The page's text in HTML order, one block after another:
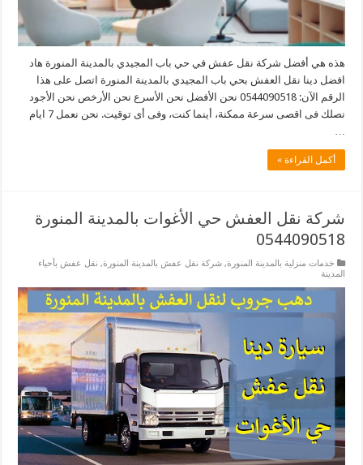
هذه هي أفضل شركة نقل عفش في حي باب المجيدي بالمدينة المنورة هاد
افضل دينا نقل العفش بحي باب المجيدي بالمدينة المنورة اتصل على هذا
الرقم الآن: 0544090518 نحن الأفضل نحن الأسرع نحن الأرخص نحن الأجود
نصلك فى اقصى سرعة ممكنة، أينما كنت، وفى أى توقيت. نحن نعمل 7 ايام
أكمل القراءة »
شركة نقل العفش حي الأغوات بالمدينة المنورة
0544090518
خدمات منزلية بالمدينة المنورة,شركة نقل عفش بالمدينة المنورة, نقل عفش بأحياء
المدينة